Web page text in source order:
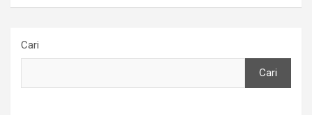
Cari
Cari